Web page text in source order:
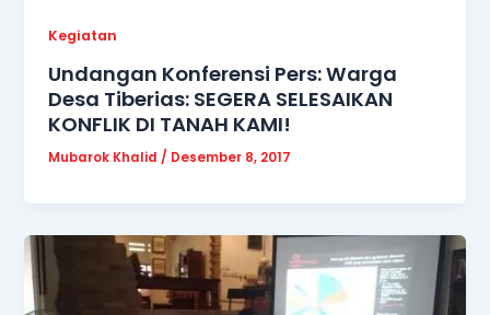
Kegiatan
Undangan Konferensi Pers: Warga
Desa Tiberias: SEGERA SELESAIKAN
KONFLIK DI TANAH KAMI!
Mubarok Khalid / Desember 8, 2017